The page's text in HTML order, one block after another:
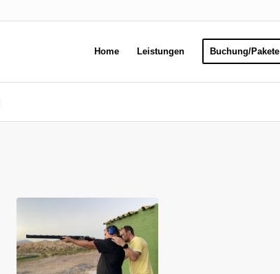
Home Leistungen Buchung/Pakete